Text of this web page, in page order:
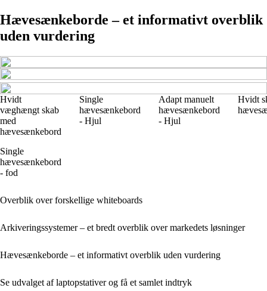
Hævesænkeborde – et informativt overblik
uden vurdering
Hvidt
væghængt skab
med
hævesænkebord
Single
hævesænkebord
- Hjul
Adapt manuelt
hævesænkebord
- Hjul
Hvidt
Single
hævesænkebord
- fod
Overblik over forskellige whiteboards
Arkiveringssystemer – et bredt overblik over markedets løsninger
Hævesænkeborde – et informativt overblik uden vurdering
Se udvalget af laptopstativer og få et samlet indtryk